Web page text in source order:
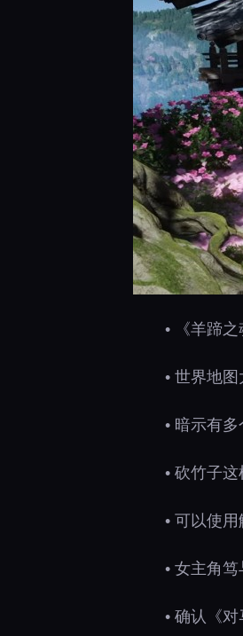
• 《羊蹄
• 世界地
• 暗示有
• 砍竹子
• 可以使
• 女主角
• 确认《